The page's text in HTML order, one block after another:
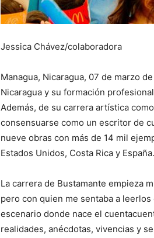
Jessica Chávez/colaboradora
Managua, Nicaragua, 07 de marzo
Nicaragua y su formación
Además, de su carrera artística
consensuarse como un escritor de
nueve obras con más de 14 mil
Estados Unidos, Costa Rica y España.
La carrera de Bustamante empieza
pero con quien me sentaba a
escenario donde nace el
realidades, anécdotas, vivencias y